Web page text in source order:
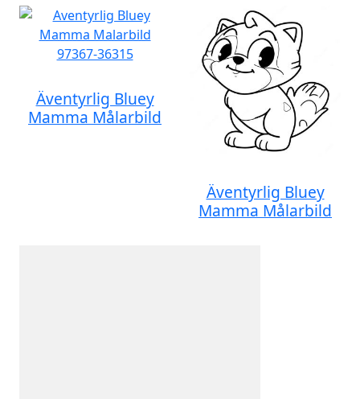
Äventyrlig Bluey
Mamma Målarbild
Äventyrlig Bluey
Mamma Målarbild